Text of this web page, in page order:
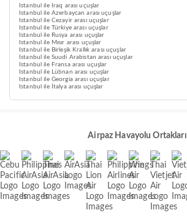
Istanbul ile Iraq arası uçuşlar
Istanbul ile Azerbaycan arası uçuşlar
Istanbul ile Cezayir arası uçuşlar
Istanbul ile Türkiye arası uçuşlar
Istanbul ile Rusya arası uçuşlar
Istanbul ile Mısır arası uçuşlar
Istanbul ile Birleşik Krallık arası uçuşlar
Istanbul ile Suudi Arabistan arası uçuşlar
Istanbul ile Fransa arası uçuşlar
Istanbul ile Lübnan arası uçuşlar
Istanbul ile Georgia arası uçuşlar
Istanbul ile İtalya arası uçuşlar
Airpaz Havayolu Ortakları